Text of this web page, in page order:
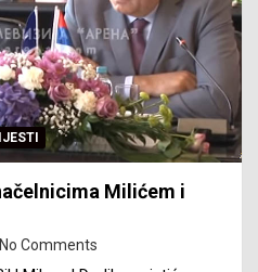
Milićem i
No Comments